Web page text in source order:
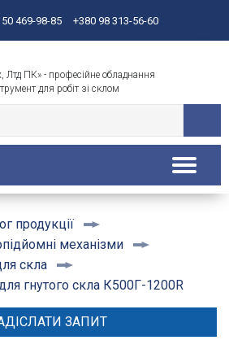
469-98-85 +380 98 313-56-60
Лтд ПК» - професійне обладнання
для робіт зі склом
продукції
механізми
скла
гнутого скла К500Г-1200R
ЗАПИТ